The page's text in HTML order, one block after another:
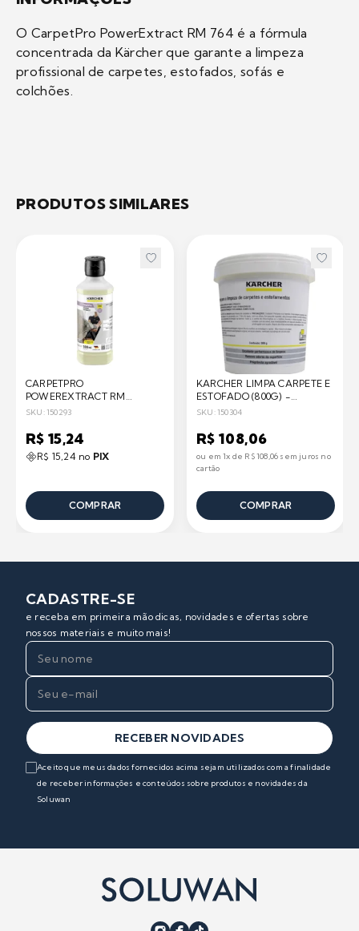
O CarpetPro PowerExtract RM 764 é a fórmula
concentrada da Kärcher que garante a limpeza
profissional de carpetes, estofados, sofás e
colchões.
PRODUTOS SIMILARES
CARPETPRO
POWEREXTRACT RM
764(0,5L) KARCHER
SKU: 150293
R$ 15,24
R$ 15,24 no PIX
COMPRAR
KARCHER LIMPA CARPETE E
ESTOFADO (800G) -
KARCHER
SKU: 150304
R$ 108,06
ou em 1x de R$ 108,06 sem juros no
cartão
COMPRAR
CADASTRE-SE
e receba em primeira mão dicas, novidades e ofertas sobre
nossos materiais e muito mais!
RECEBER NOVIDADES
Aceito que meus dados fornecidos acima sejam utilizados com a finalidade
de receber informações e conteúdos sobre produtos e novidades da
Soluwan